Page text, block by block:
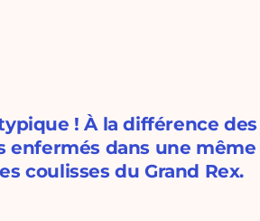
! À la différence des
enfermés dans une
coulisses du Grand Rex.